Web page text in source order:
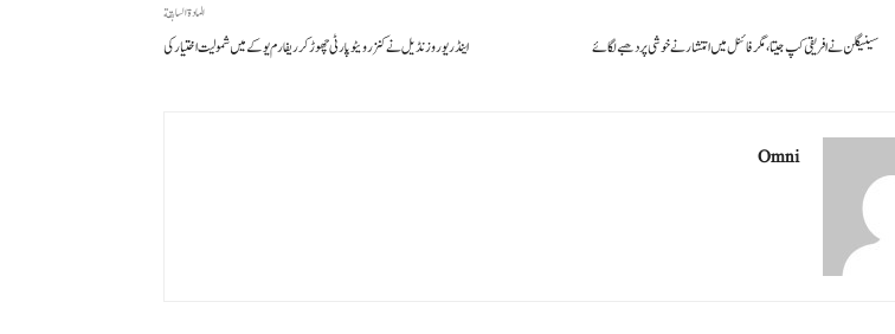
المادة السابقة
اینڈریو روزنڈیل نے کنزرویٹو پارٹی چھوڑ کر ریفارم یو کے میں شمولیت اختیار کی سینیگلن نے افریقی کپ جیتا، مگر فائنل میں انتشار نے خوشی پر دھبے لگائے
Omni